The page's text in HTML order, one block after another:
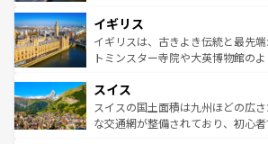
いる。シャンパンの発祥地であるラ
香り高いラベンダー畑など、多彩
らに、パリ以外の地域にも魅力が
れる地方に足を運ぶとそれぞれで全
きるだろう。 なお、新着のフラ
を参照してほしい。
顔を持つこの国は、どこを歩いても
ルリンの文化的活気、バイエルン
してライン川沿いのワイン畑とい
は、お酒好きな人にはぜひ体験してほしい。 な
ドイツ情報はコンテンツ一覧を参
イギリス
イギリスは、古きよき伝統と最先
トミンスター寺院や大英博物館の
リアごとに異なる魅力がある。また
ティー、ビール好きにはたまらな
戦など、本場だからこそできる体
スイス
スイスの国土面積は九州ほどの広
な交通網が整備されており、初心